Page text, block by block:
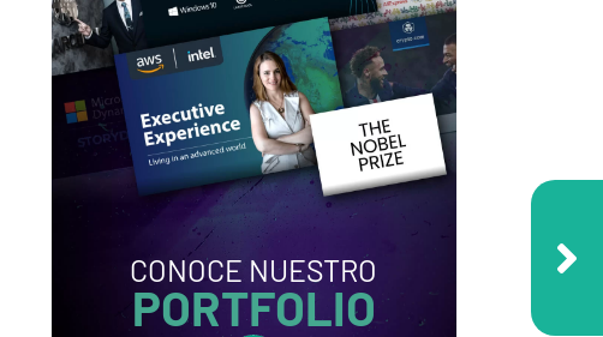
CONOCE NUESTRO
PORTFOLIO